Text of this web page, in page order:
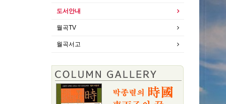
도서안내
월곡TV
월곡서고